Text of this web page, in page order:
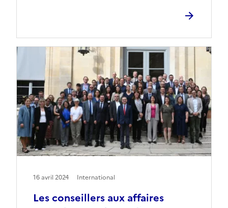
Les conseillers aux affaires
16 avril 2024 International